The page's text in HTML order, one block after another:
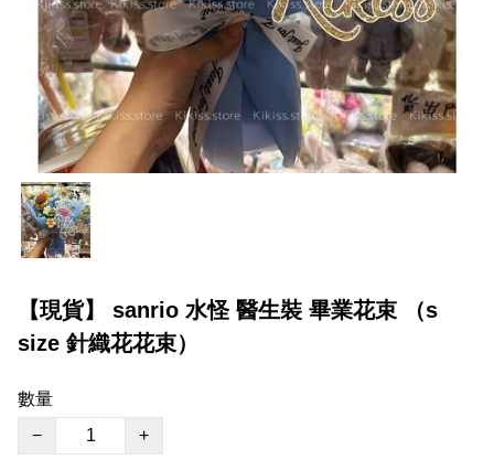
【現貨】 sanrio 水怪 醫生裝 畢業花束 （s
size 針織花花束）
數量
−
+